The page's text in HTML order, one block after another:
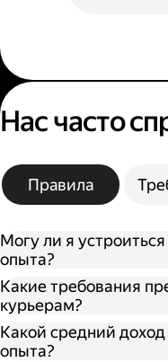
Нас часто
Правила
Могу ли я
опыта?
Какие требования
курьерам?
Какой средний доход
опыта?